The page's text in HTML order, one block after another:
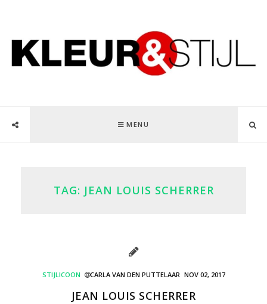
MENU
TAG: JEAN LOUIS SCHERRER
STIJLICOON CARLA VAN DEN PUTTELAAR NOV 02, 2017
JEAN LOUIS SCHERRER